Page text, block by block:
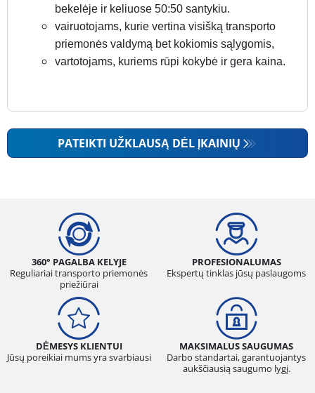
bekelėje ir keliuose 50:50 santykiu.
vairuotojams, kurie vertina visišką transporto
priemonės valdymą bet kokiomis sąlygomis,
vartotojams, kuriems rūpi kokybė ir gera kaina.
PATEIKTI UŽKLAUSĄ DĖL ĮKAINIŲ
360° PAGALBA KELYJE
Reguliariai transporto priemonės
priežiūrai
PROFESIONALUMAS
Ekspertų tinklas jūsų paslaugoms
DĖMESYS KLIENTUI
Jūsų poreikiai mums yra svarbiausi
MAKSIMALUS SAUGUMAS
Darbo standartai, garantuojantys
aukščiausią saugumo lygį.